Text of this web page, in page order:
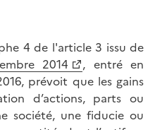
4 de l'article 3 issu de
2014
, entré en
prévoit que les gains
d’actions, parts ou
société, une fiducie ou